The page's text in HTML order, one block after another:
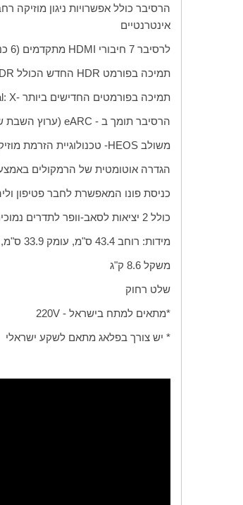
הרסיבר כולל אפשרויות ניגון מוזיקה
אינטרנטיים
לרסיבר 7 חיבורי
HDMI מתקדמים (6 כניסות ו – 1 יציאות) עם 4 כניסות ייעודיות של
תמיכה בפורמט HDR החדש הכולל
תמיכה בפורמטים החדישים ביותר -X
הרסיבר תומך ב - eARC (ערוץ השבת
משולב HEOS- טכנולוגיית הזרמת
הגדרה אוטומטית של הרמקולים
כניסת פונו המאפשרת לחבר פטיפון
כולל 2 יציאות לסאב-וופר לתדרים נמוכים לקבלת ביצועי בס חלקים יותר המותאמים לחדרכם
מידות: רוחב 43.4 ס"מ, עומק 33.9 ס"מ, גובה
משקל 8.6 ק"ג
שלט רחוק
*מתאים למתח בישראל - 220V
* יש צורך בפלאג מתאם לשקע ישראלי